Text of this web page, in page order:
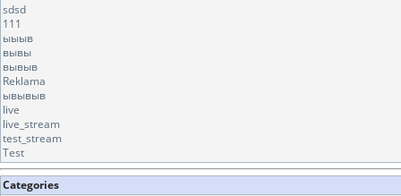
sdsd
111
ыыыв
вывы
вывыв
Reklama
ывывыв
live
live_stream
test_stream
Test
Categories